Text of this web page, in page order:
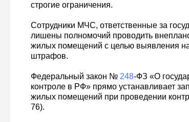
строгие ограничения.
Сотрудники МЧС, ответственные за
лишены полномочий проводить
жилых помещений с целью выявления
штрафов.
Федеральный закон № 248-ФЗ «О
контроле в РФ» прямо устанавливает
жилых помещений при проведении
76).